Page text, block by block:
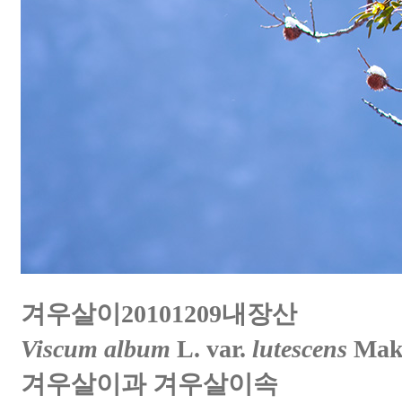
겨우살이20101209내장산
Viscum album L. var. lutescens
겨우살이과 겨우살이속